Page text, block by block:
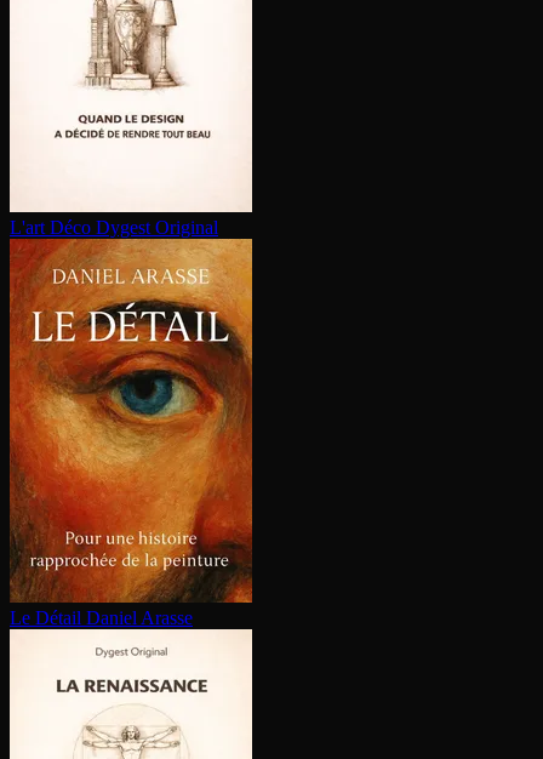
L'art Déco Dygest Original
Le Détail Daniel Arasse